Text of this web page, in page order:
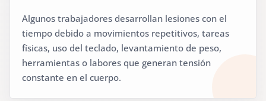
Algunos trabajadores desarrollan lesiones con el
tiempo debido a movimientos repetitivos, tareas
físicas, uso del teclado, levantamiento de peso,
herramientas o labores que generan tensión
constante en el cuerpo.